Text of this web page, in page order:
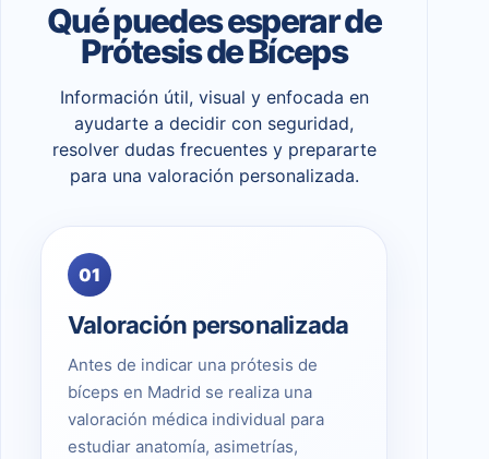
Qué puedes esperar de
Prótesis de Bíceps
Información útil, visual y enfocada en
ayudarte a decidir con seguridad,
resolver dudas frecuentes y prepararte
para una valoración personalizada.
01
Valoración personalizada
Antes de indicar una prótesis de
bíceps en Madrid se realiza una
valoración médica individual para
estudiar anatomía, asimetrías,